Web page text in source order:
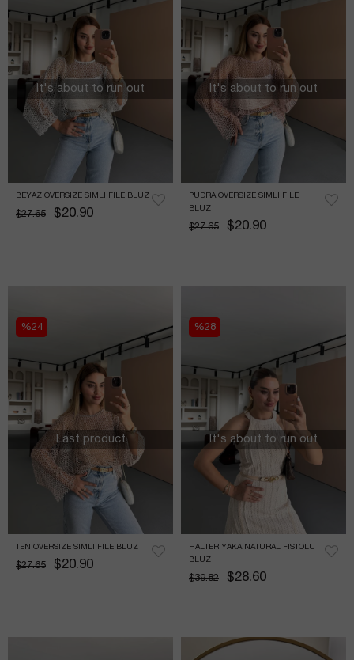
BEYAZ OVERSIZE SIMLI FILE BLUZ
$20.90
$27.65
It's about to run out
PUDRA OVERSIZE SIMLI FILE
BLUZ
$20.90
$27.65
It's about to run out
TEN OVERSIZE SIMLI FILE BLUZ
$20.90
$27.65
%24
Last product
HALTER YAKA NATURAL FISTOLU
BLUZ
$28.60
$39.82
%28
It's about to run out